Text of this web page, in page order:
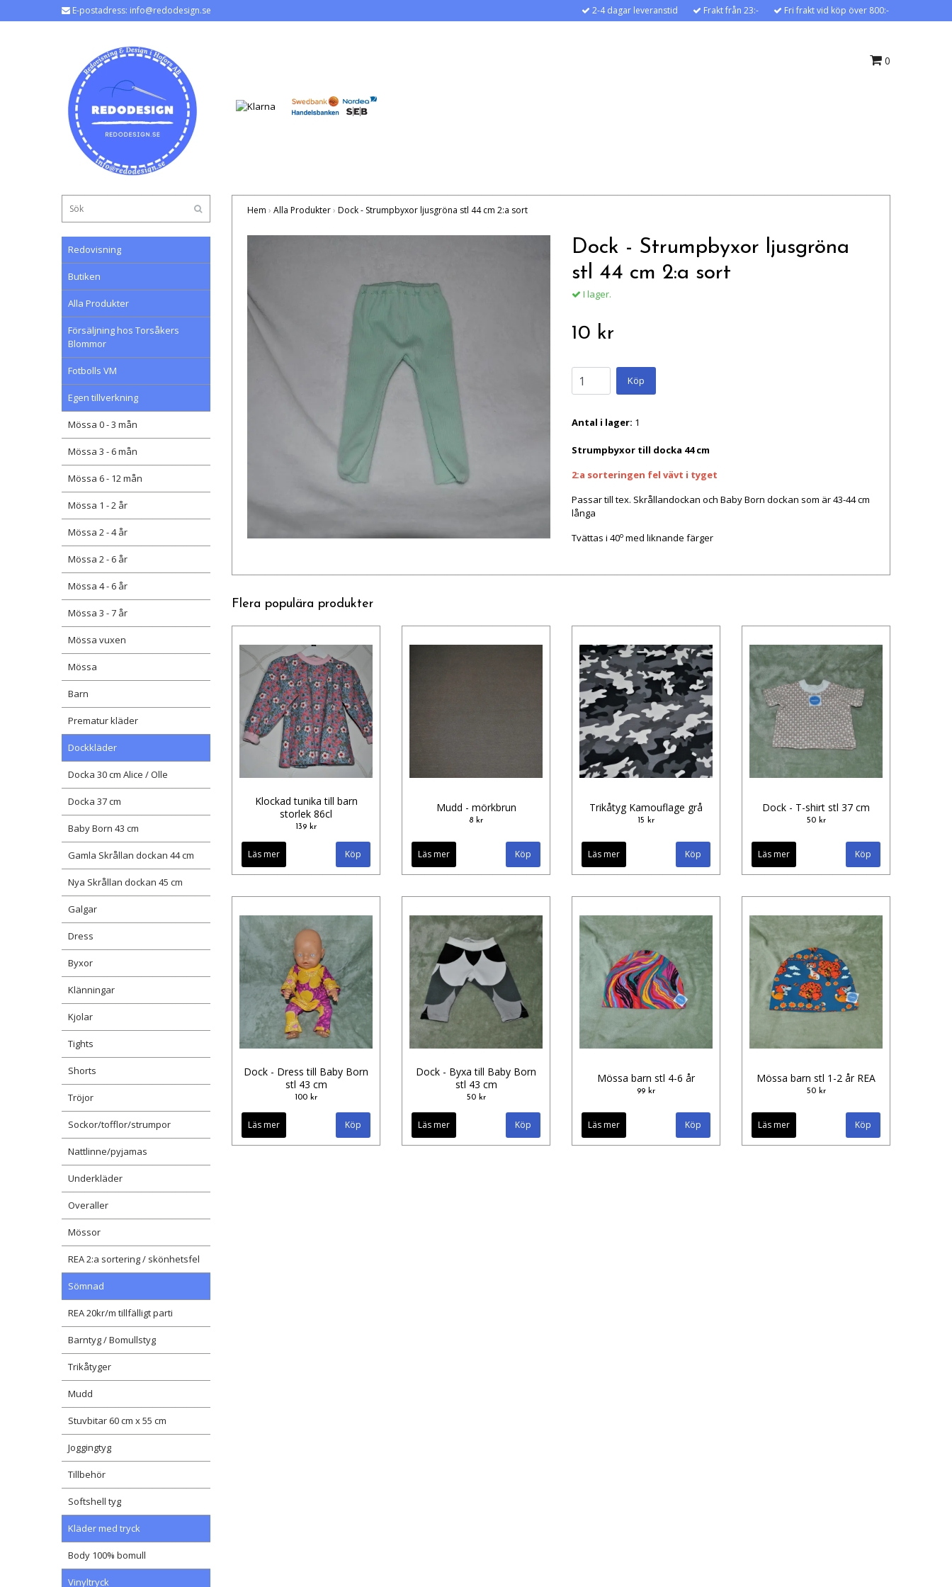
E-postadress: info@redodesign.se 2-4 dagar leveranstid Frakt från 23:- Fri frakt vid köp över 800:-
0
Redovisning
Butiken
Alla Produkter
Försäljning hos Torsåkers
Blommor
Fotbolls VM
Egen tillverkning
Mössa 0 - 3 mån
Mössa 3 - 6 mån
Mössa 6 - 12 mån
Mössa 1 - 2 år
Mössa 2 - 4 år
Mössa 2 - 6 år
Mössa 4 - 6 år
Mössa 3 - 7 år
Mössa vuxen
Mössa
Barn
Prematur kläder
Dockkläder
Docka 30 cm Alice / Olle
Docka 37 cm
Baby Born 43 cm
Gamla Skrållan dockan 44 cm
Nya Skrållan dockan 45 cm
Galgar
Dress
Byxor
Klänningar
Kjolar
Tights
Shorts
Tröjor
Sockor/tofflor/strumpor
Nattlinne/pyjamas
Underkläder
Overaller
Mössor
REA 2:a sortering / skönhetsfel
Sömnad
REA 20kr/m tillfälligt parti
Barntyg / Bomullstyg
Trikåtyger
Mudd
Stuvbitar 60 cm x 55 cm
Joggingtyg
Tillbehör
Softshell tyg
Kläder med tryck
Body 100% bomull
Vinyltryck
Hem › Alla Produkter› Dock - Strumpbyxor ljusgröna stl 44 cm 2:a sort
Dock - Strumpbyxor ljusgröna
stl 44 cm 2:a sort
I lager.
10 kr
Köp
Antal i lager: 1
Strumpbyxor till docka 44 cm
2:a sorteringen fel vävt i tyget
Passar till tex. Skrållandockan och Baby Born dockan som är 43-44 cm
långa
Tvättas i 40o med liknande färger
Flera populära produkter
Klockad tunika till barn
storlek 86cl
139 kr
Läs mer
Mudd - mörkbrun
8 kr
Läs mer
Trikåtyg Kamouflage grå
15 kr
Läs mer
Dock - T-shirt stl 37 cm
50 kr
Läs mer
Dock - Dress till Baby Born
stl 43 cm
100 kr
Läs mer
Dock - Byxa till Baby Born
stl 43 cm
50 kr
Läs mer
Mössa barn stl 4-6 år
99 kr
Läs mer
Mössa barn stl 1-2 år REA
50 kr
Läs mer